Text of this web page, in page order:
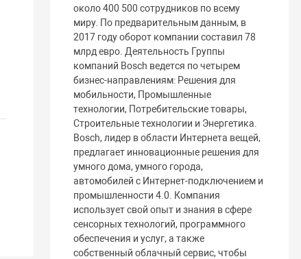
около 400 500 сотрудников по всему
миру. По предварительным данным, в
2017 году оборот компании составил 78
млрд евро. Деятельность Группы
компаний Bosch ведется по четырем
бизнес-направлениям: Решения для
мобильности, Промышленные
технологии, Потребительские товары,
Строительные технологии и Энергетика.
Bosch, лидер в области Интернета вещей,
предлагает инновационные решения для
умного дома, умного города,
автомобилей с Интернет-подключением и
промышленности 4.0. Компания
использует свой опыт и знания в сфере
сенсорных технологий, программного
обеспечения и услуг, а также
собственный облачный сервис, чтобы